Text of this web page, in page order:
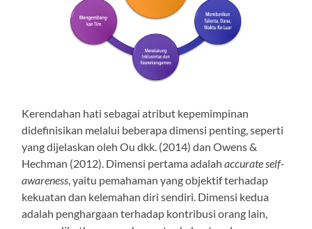
Kerendahan hati sebagai atribut kepemimpinan
didefinisikan melalui beberapa dimensi penting, seperti
yang dijelaskan oleh Ou dkk. (2014) dan Owens &
Hechman (2012). Dimensi pertama adalahaccurate self-
awareness, yaitu pemahaman yang objektif terhadap
kekuatan dan kelemahan diri sendiri. Dimensi kedua
adalah penghargaan terhadap kontribusi orang lain,